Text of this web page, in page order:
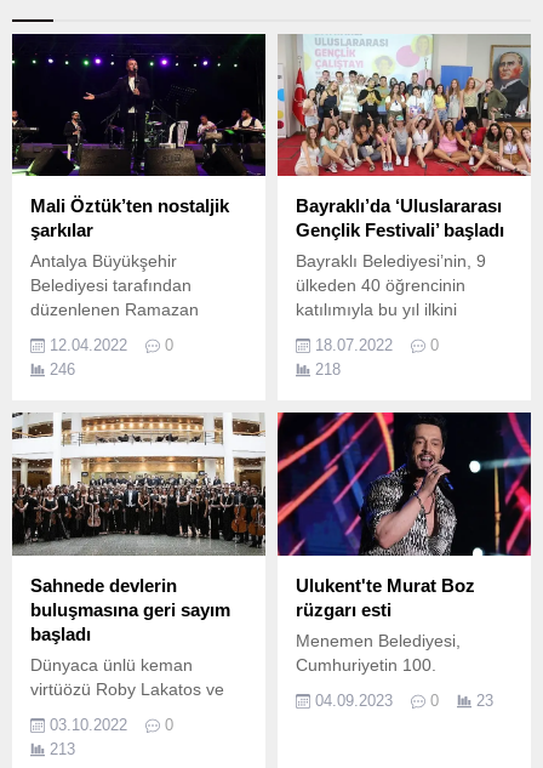
Mali Öztük’ten nostaljik
şarkılar
Antalya Büyükşehir
Belediyesi tarafından
düzenlenen Ramazan
etkinlikleri birbirinden
değerli sanatçıların katılımı
ile devam ediyor.
12.04.2022
0
246
Bayraklı’da ‘Uluslararası
Gençlik Festivali’ başladı
Bayraklı Belediyesi’nin, 9
ülkeden 40 öğrencinin
katılımıyla bu yıl ilkini
gerçekleştirdiği
Uluslararası Gençlik
Çalıştayı, renkli görüntülerle
18.07.2022
0
218
Sahnede devlerin
buluşmasına geri sayım
başladı
Dünyaca ünlü keman
virtüözü Roby Lakatos ve
Göksel Baktagir, Tekfen
Filarmoni’nin sonbahar
03.10.2022
0
213
Ulukent'te Murat Boz
rüzgarı esti
Menemen Belediyesi,
Cumhuriyetin 100.
04.09.2023 0 23